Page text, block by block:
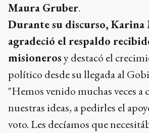
Maura Gruber.
Durante su discurso,
agradeció el respaldo
misionerosy destacó el
político desde su llegada al
"Hemos venido muchas veces a
nuestras ideas, a pedirles el
voto. Les decíamos que